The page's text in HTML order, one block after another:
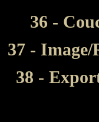
36 -
37 -
38 -